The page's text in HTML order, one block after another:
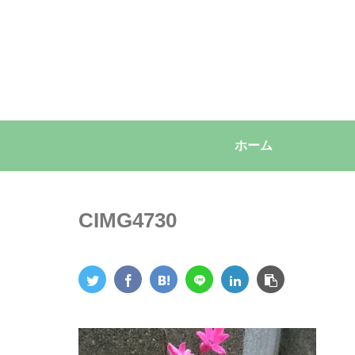
ホーム
CIMG4730